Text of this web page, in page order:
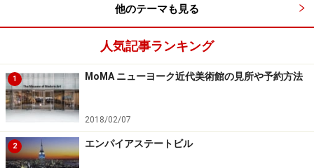
」を確認するなど、安全確保に十分注意を払ってく
1/3 次のページへ
他のテーマも見る
人気記事ランキング
1 MoMA ニューヨーク近代美術館の見所や予約方法
2018/02/07
2 エンパイアステートビル